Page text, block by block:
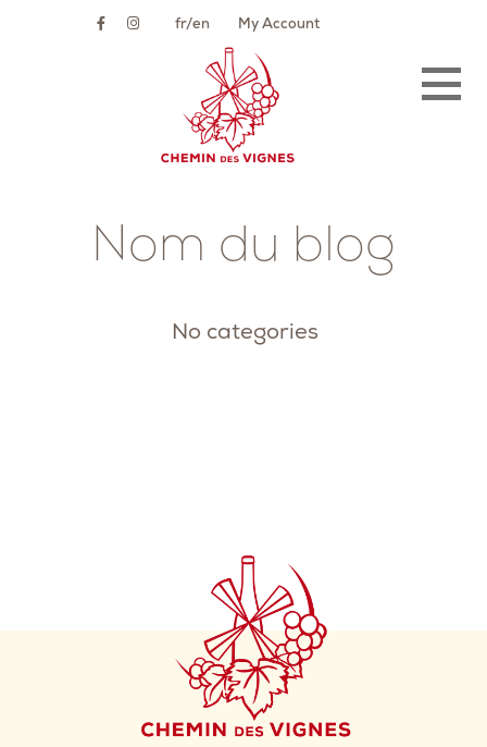
fr en My Account
Nom du blog
No categories